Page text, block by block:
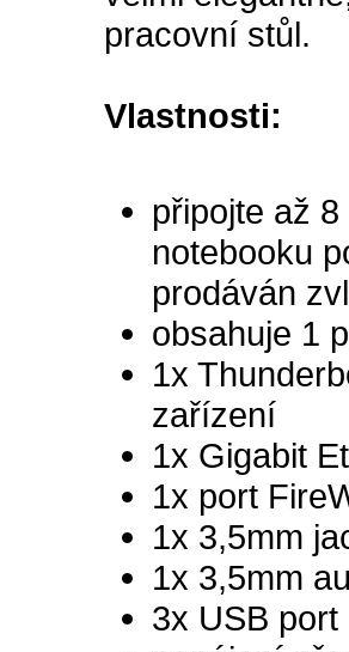
pracovní stůl.
Vlastnosti:
připojte až
notebooku
prodáván
obsahuje 1
1x
zařízení
1x Gigabit
1x port
1x 3,5mm
1x 3,5mm
3x USB